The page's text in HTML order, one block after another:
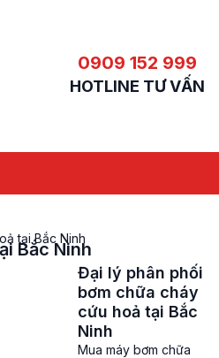
0909 152 999
HOTLINE TƯ VẤN
tại Bắc Ninh
Bắc Ninh
Đại lý phân phối
bơm chữa cháy
cứu hoả tại Bắc
Ninh
Mua máy bơm chữa